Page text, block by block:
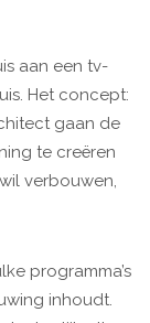
aan een tv-
Het concept:
gaan de
te creëren
verbouwen,
programma’s
inhoudt.